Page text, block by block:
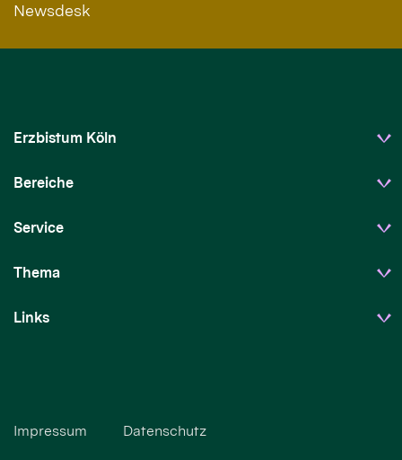
Newsdesk
Erzbistum Köln
Bereiche
Service
Thema
Links
Impressum Datenschutz